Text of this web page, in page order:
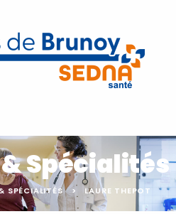
Spécialités
SPÉCIALITÉS LAURE THEPOT